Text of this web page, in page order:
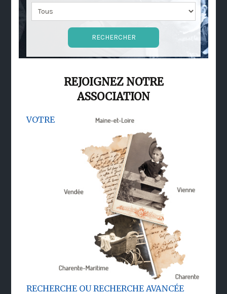
REJOIGNEZ NOTRE
ASSOCIATION
VOTRE
RECHERCHE OU RECHERCHE AVANCÉE